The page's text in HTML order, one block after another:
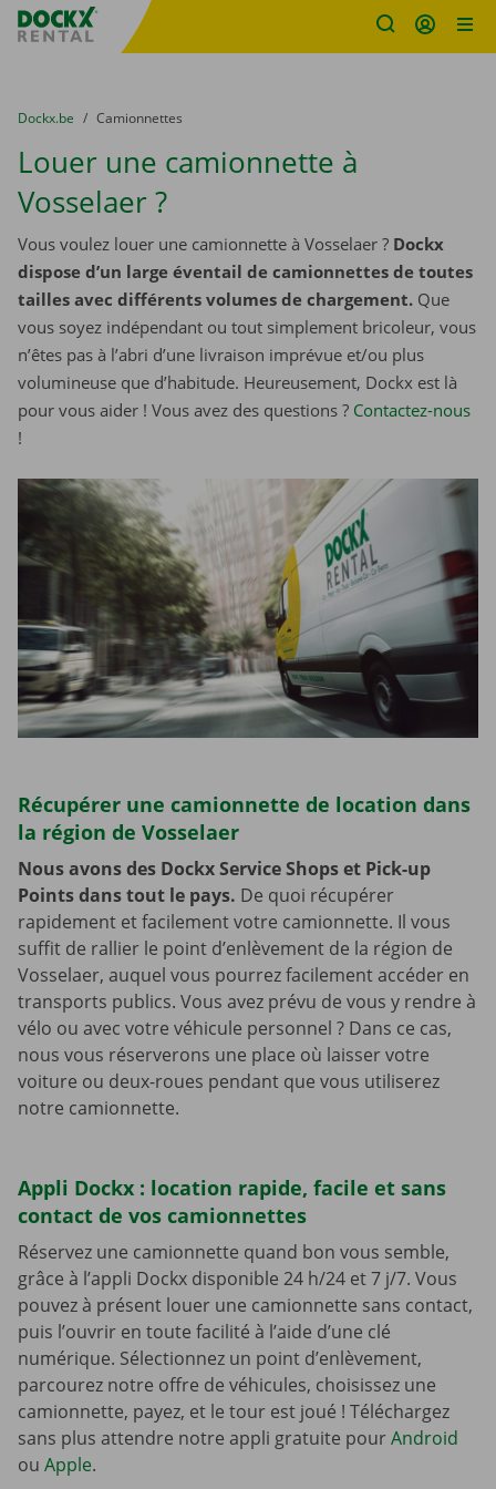
sitename
You are here:
du
Dockx.be to
Camionnettes
Louer une camionnette à
Vosselaer ?
Vous voulez louer une camionnette à Vosselaer ? Dockx
dispose d’un large éventail de camionnettes de toutes
tailles avec différents volumes de chargement. Que
vous soyez indépendant ou tout simplement bricoleur, vous
n’êtes pas à l’abri d’une livraison imprévue et/ou plus
volumineuse que d’habitude. Heureusement, Dockx est là
pour vous aider ! Vous avez des questions ? Contactez-nous
!
Récupérer une camionnette de location dans
la région de Vosselaer
Nous avons des Dockx Service Shops et Pick-up
Points dans tout le pays. De quoi récupérer
rapidement et facilement votre camionnette. Il vous
suffit de rallier le point d’enlèvement de la région de
Vosselaer, auquel vous pourrez facilement accéder en
transports publics. Vous avez prévu de vous y rendre à
vélo ou avec votre véhicule personnel ? Dans ce cas,
nous vous réserverons une place où laisser votre
voiture ou deux-roues pendant que vous utiliserez
notre camionnette.
Appli Dockx : location rapide, facile et sans
contact de vos camionnettes
Réservez une camionnette quand bon vous semble,
grâce à l’appli Dockx disponible 24 h/24 et 7 j/7. Vous
pouvez à présent louer une camionnette sans contact,
puis l’ouvrir en toute facilité à l’aide d’une clé
numérique. Sélectionnez un point d’enlèvement,
parcourez notre offre de véhicules, choisissez une
camionnette, payez, et le tour est joué ! Téléchargez
sans plus attendre notre appli gratuite pourAndroid
ou Apple.